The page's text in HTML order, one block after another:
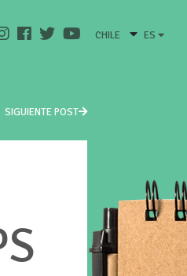
CHILE ES
SIGUIENTE POST